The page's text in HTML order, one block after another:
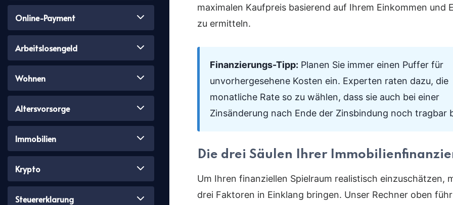
Online-Payment
Arbeitslosengeld
Wohnen
Altersvorsorge
Immobilien
Krypto
Steuererklarung
maximalen Kaufpreis basierend auf Ihrem Einkommen und
zu ermitteln.
Finanzierungs-Tipp: Planen Sie immer einen Puffer für
unvorhergesehene Kosten ein. Experten raten dazu, die
monatliche Rate so zu wählen, dass sie auch bei einer
Zinsänderung nach Ende der Zinsbindung noch tragbar
Die drei Säulen Ihrer
Um Ihren finanziellen Spielraum realistisch einzuschätzen,
drei Faktoren in Einklang bringen. Unser Rechner oben